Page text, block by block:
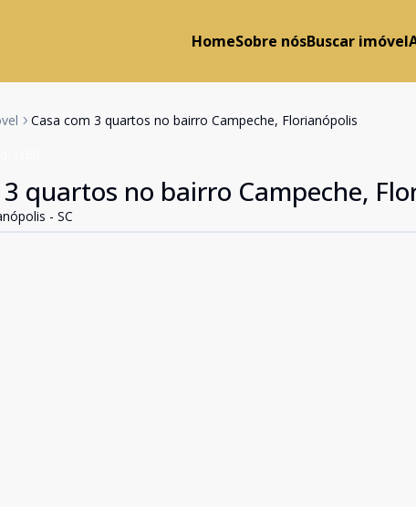
HomeSobre nósBuscar imóvel
Casa com 3 quartos no bairro Campeche, Florianópolis
3 quartos no bairro Campeche,
- SC